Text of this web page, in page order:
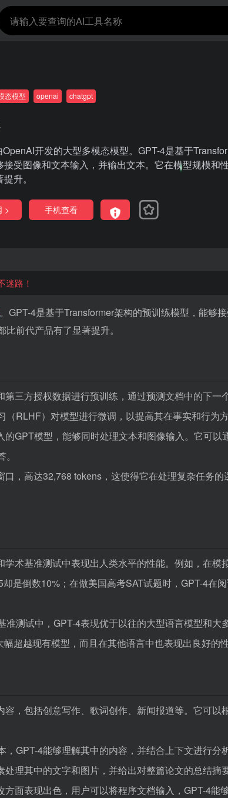
态模型 openai chatgpt
开发的大型多模态模型。GPT-4是基于
接受图像和文本输入，并输出文本。它在模型规模和
升。
> 手机查看
迷路！
。GPT-4是基于Transformer架构的预训练模型，能够
前代产品有了显著提升。
第三方授权数据进行预训练，通过预测文档中的下一
RLHF）对模型进行微调，以提高其在事实和行为方
的GPT模型，能够同时处理文本和图像输入。它可以
口，高达32,768 tokens，这使得它在处理复杂任务
学术基准测试中表现出人类水平的性能。例如，在模
是倒数10%；在做美国高考SAT试题时，GPT-4在
准测试中，GPT-4表现优于以往的大型语言模型和大
超越现有模型，而且在其他语言中也表现出良好的
容，包括创意写作、歌词创作、新闻报道等。它可以
，GPT-4能够理解其中的内容，并结合上下文进行分
理其中的文字和图片，并给出对整篇论文的总结摘要
方面表现出色，用户可以将程序文档输入，GPT-4能